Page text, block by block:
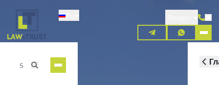
основному
содержанию